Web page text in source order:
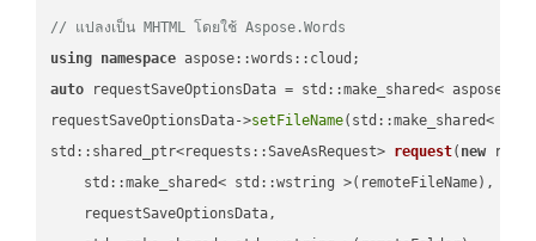
// แปลงเป็น MHTML โดยใช้ Aspose.Words
using namespace
auto requestSaveOptionsData = std::make_shared<
requestSaveOptionsData->setFileName(std::make_shared<
std::shared_ptr<requests::SaveAsRequest> request( new
    std::make_shared< std::wstring >(remoteFileName),
    requestSaveOptionsData,